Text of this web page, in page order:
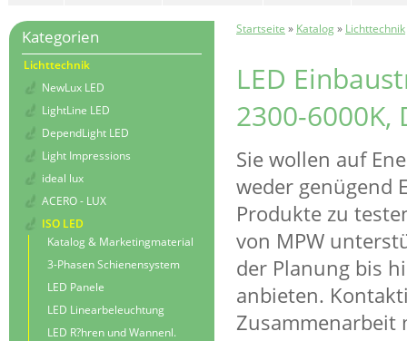
Startseite » Katalog» Lichttechnik
LED
2300-6000K,
Sie wollen auf
weder genügend
Produkte zu
von MPW
der Planung bis
anbieten.
Zusammenarbeit
Kategorien
Lichttechnik
NewLux LED
LightLine LED
DependLight LED
Light Impressions
ideal lux
ACERO - LUX
ISO LED
Katalog & Marketingmaterial
3-Phasen Schienensystem
LED Panele
LED Linearbeleuchtung
LED R?hren und Wannenl.